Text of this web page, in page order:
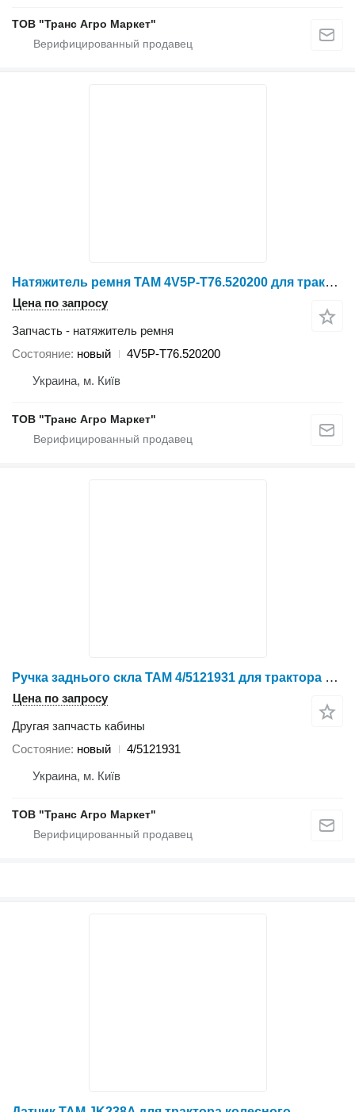
ТОВ "Транс Агро Маркет"
Натяжитель ремня TAM 4V5P-T76.520200 для трактора колесного X804
Цена по запросу
Запчасть - натяжитель ремня
Состояние новый
4V5P-T76.520200
Украина, м. Київ
ТОВ "Транс Агро Маркет"
Ручка заднього скла TAM 4/5121931 для трактора колесного YTO 1024/1054/1304/1404
Цена по запросу
Другая запчасть кабины
Состояние новый
4/5121931
Украина, м. Київ
ТОВ "Транс Агро Маркет"